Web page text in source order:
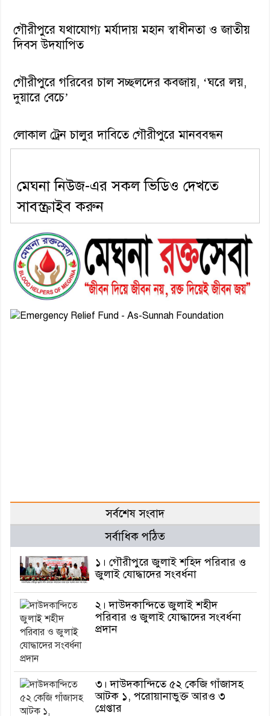
গৌরীপুরে যথাযোগ্য মর্যাদায় মহান স্বাধীনতা ও জাতীয়
দিবস উদযাপিত
গৌরীপুরে গরিবের চাল সচ্ছলদের কবজায়, ‘ঘরে লয়,
দুয়ারে বেচে’
লোকাল ট্রেন চালুর দাবিতে গৌরীপুরে মানববন্ধন
মেঘনা নিউজ-এর সকল ভিডিও দেখতে
সাবস্ক্রাইব করুন
সর্বশেষ সংবাদ
সর্বাধিক পঠিত
১। গৌরীপুরে জুলাই শহিদ পরিবার ও
জুলাই যোদ্ধাদের সংবর্ধনা
২। দাউদকান্দিতে জুলাই শহীদ
পরিবার ও জুলাই যোদ্ধাদের সংবর্ধনা
প্রদান
৩। দাউদকান্দিতে ৫২ কেজি গাঁজাসহ
আটক ১, পরোয়ানাভুক্ত আরও ৩
গ্রেপ্তার